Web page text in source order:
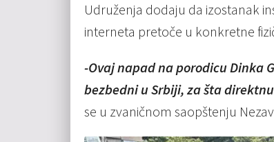
Udruženja dodaju da izostanak
interneta pretoče u konkretne
-Ovaj napad na porodicu Dinka
bezbedni u Srbiji, za šta
se u zvaničnom saopštenju